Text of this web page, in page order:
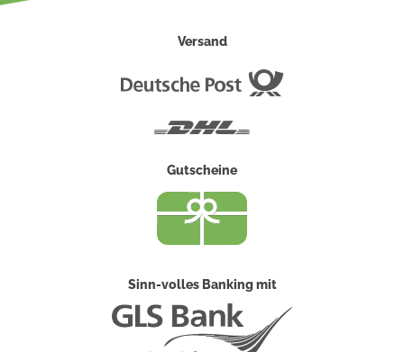
Versand
Gutscheine
Sinn-volles Banking mit